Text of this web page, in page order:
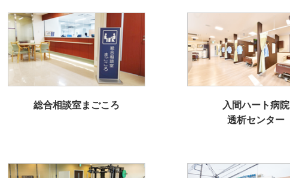
総合相談室まごころ
入間ハート病院
透析センター